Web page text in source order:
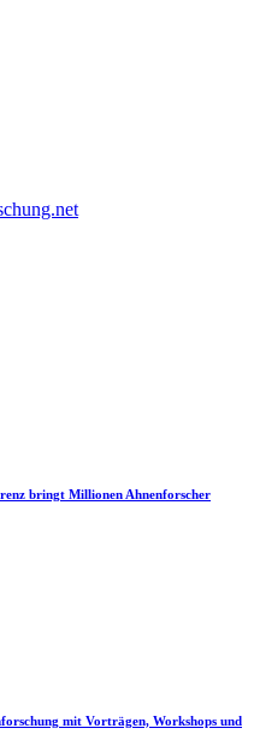
bringt Millionen Ahnenforscher
mit Vorträgen, Workshops und